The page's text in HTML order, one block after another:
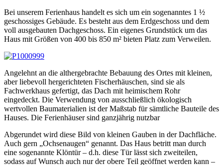
Bei unserem Ferienhaus handelt es sich um ein sogenanntes 1 ½
geschossiges Gebäude. Es besteht aus dem Erdgeschoss und dem
voll ausgebauten Dachgeschoss. Ein eigenes Grundstück um das
Haus mit Größen von 400 bis 850 m² bieten Platz zum Verweilen.
Angelehnt an die althergebrachte Bebauung des Ortes mit kleinen,
aber liebevoll hergerichteten Fischerhäuschen, sind sie als
Fachwerkhaus gefertigt, das Dach mit heimischem Rohr
eingedeckt. Die Verwendung von ausschließlich ökologisch
wertvollen Baumaterialien ist der Maßstab für sämtliche Bauteile des
Hauses. Die Ferienhäuser sind ganzjährig nutzbar
Abgerundet wird diese Bild von kleinen Gauben in der Dachfläche.
Auch gern „Ochsenaugen“ genannt. Das Haus betritt man durch
eine sogenannte Klöntür – d.h. diese Tür lässt sich zweiteilen,
sodass auf Wunsch auch nur der obere Teil geöffnet werden kann –